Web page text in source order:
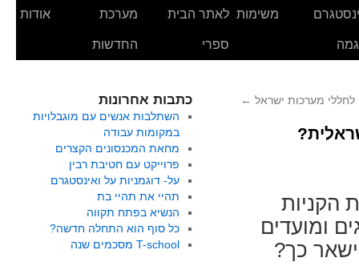
משימות לאתר הבית
ספרי
מערכת
החדשות
אודות
לחללי מערכות ישראל ←
הקניות
ומועדים
כך?
כתבות אחרונות
השתלבות אנשים עם מוגבלויות
במקומות עבודה
מחאת המכנסונים הקצרים
פרוייקט עם חטיבת רבין
על- דוגמניות על ואינסטגרם
תהיי את תהיי בת
הנשיא בפתח תקווה
כל סוף הוא התחלה חדשה?
T-school מסכמים שנה